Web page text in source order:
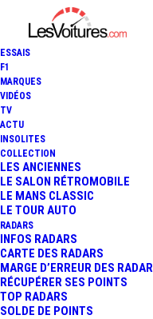
ESSAIS
F1
MARQUES
VIDÉOS
TV
ACTU
INSOLITES
COLLECTION
LES ANCIENNES
LE SALON RÉTROMOBILE
LE MANS CLASSIC
LE TOUR AUTO
RADARS
INFOS RADARS
CARTE DES RADARS
MARGE D’ERREUR DES
RÉCUPÉRER SES POINTS
TOP RADARS
SOLDE DE POINTS
POUR
EN
4 Minutes